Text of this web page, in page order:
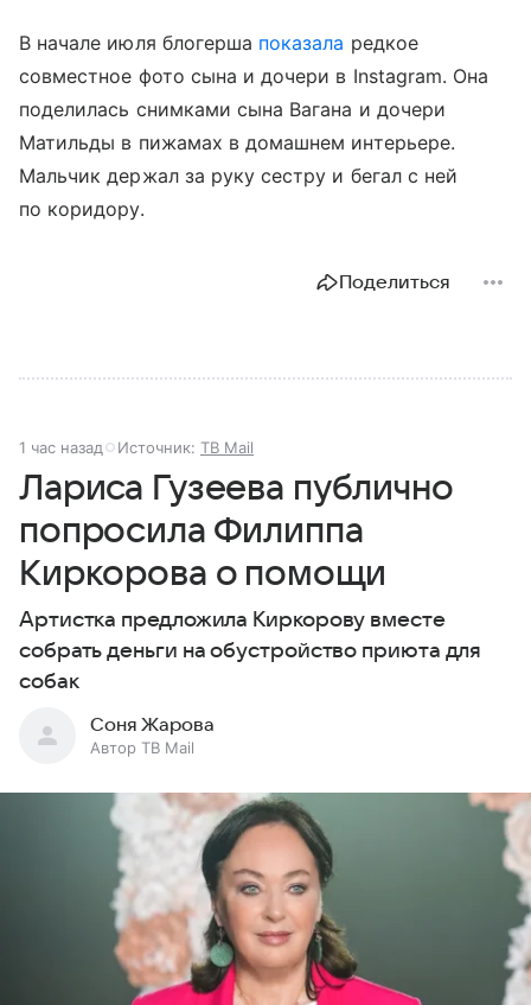
В начале июля блогерша показала редкое
совместное фото сына и дочери в Instagram. Она
поделилась снимками сына Вагана и дочери
Матильды в пижамах в домашнем интерьере.
Мальчик держал за руку сестру и бегал с ней
по коридору.
Поделиться
1 час назад Источник: ТВ Mail
Лариса Гузеева публично
попросила Филиппа
Киркорова о помощи
Артистка предложила Киркорову вместе
собрать деньги на обустройство приюта для
собак
Соня Жарова
Автор ТВ Mail